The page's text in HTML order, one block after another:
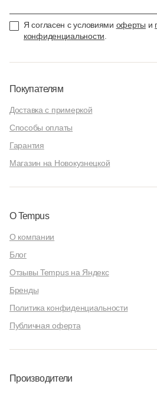
Я согласен с условиями оферты и
конфиденциальности
Покупателям
Доставка с примеркой
Способы оплаты
Гарантия
Магазин на Новокузнецкой
О Tempus
О компании
Блог
Отзывы Tempus на Яндекс
Бренды
Политика конфиденциальности
Публичная оферта
Производители